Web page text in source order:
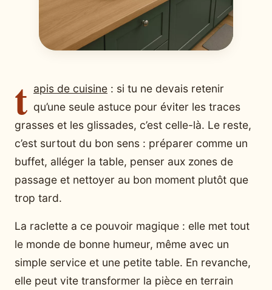
t apis de cuisine : si tu ne devais retenir
qu’une seule astuce pour éviter les traces
grasses et les glissades, c’est celle-là. Le reste,
c’est surtout du bon sens : préparer comme un
buffet, alléger la table, penser aux zones de
passage et nettoyer au bon moment plutôt que
trop tard.
La raclette a ce pouvoir magique : elle met tout
le monde de bonne humeur, même avec un
simple service et une petite table. En revanche,
elle peut vite transformer la pièce en terrain